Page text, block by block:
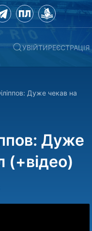
УВІЙТИРЕЄСТРАЦІЯ
Дуже чекав на
Дуже
(+відео)